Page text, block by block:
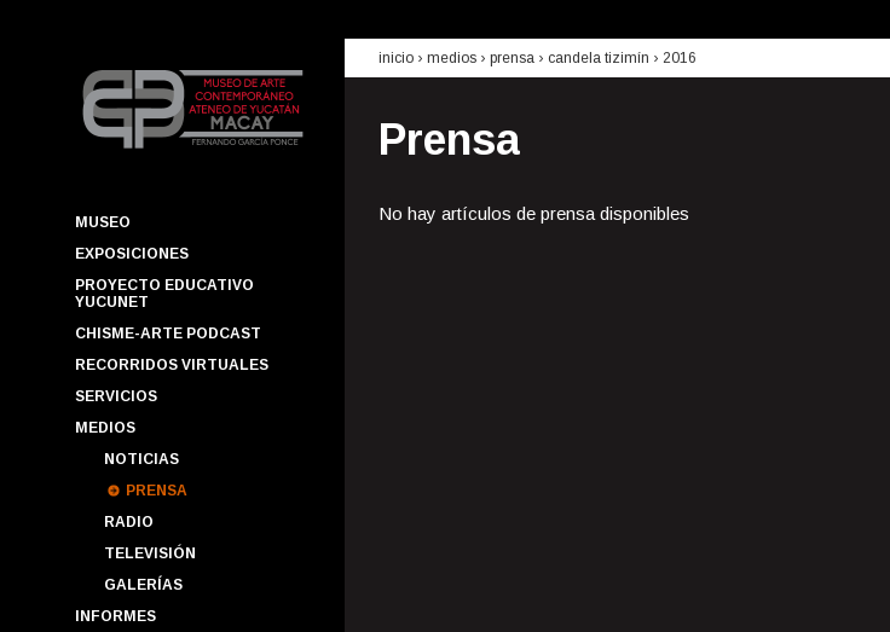
MUSEO
EXPOSICIONES
PROYECTO EDUCATIVO
YUCUNET
CHISME-ARTE PODCAST
RECORRIDOS VIRTUALES
SERVICIOS
MEDIOS
NOTICIAS
PRENSA
RADIO
TELEVISIÓN
GALERÍAS
INFORMES
inicio › medios › prensa › candela tizimín › 2016
Prensa
No hay artículos de prensa disponibles